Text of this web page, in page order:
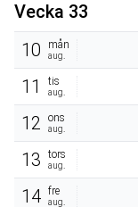
Vecka 33
10
mån
aug.
11 tis
aug.
12 ons
aug.
13 tors
aug.
14 fre
aug.